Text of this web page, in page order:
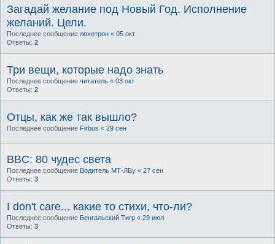
Загадай желание под Новый Год. Исполнение
желаний. Цели.
Последнее сообщение лохотрон « 05 окт
Ответы: 2
Три вещи, которые надо знать
Последнее сообщение читатель « 03 окт
Ответы: 2
Отцы, как же так вышло?
Последнее сообщение Firbus « 29 сен
BBC: 80 чудес света
Последнее сообщение Водитель МТ-ЛБу « 27 сен
Ответы: 3
I don't care... какие то стихи, что-ли?
Последнее сообщение Бенгальский Тигр « 29 июл
Ответы: 3